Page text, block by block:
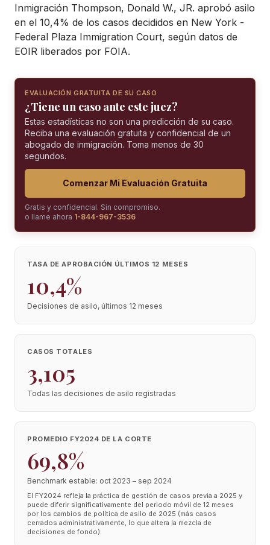
Inmigración Thompson, Donald W., JR. aprobó asilo
en el 10,4% de los casos decididos en New York -
Federal Plaza Immigration Court, según datos de
EOIR liberados por FOIA.
EVALUACIÓN GRATUITA DE SU CASO
¿Tiene un caso ante este juez?
Estas estadísticas no son una predicción de su caso.
Reciba una evaluación gratuita y confidencial de un
abogado de inmigración. Toma menos de 30
segundos.
Comenzar Mi Evaluación Gratuita
Gratis y confidencial. Sin compromiso.
o llame ahora 1-844-967-3536
TASA DE APROBACIÓN ÚLTIMOS 12 MESES
10,4%
Decisiones de asilo, últimos 12 meses
CASOS TOTALES
3,105
Todas las decisiones de asilo registradas
PROMEDIO FY2024 DE LA CORTE
69,8%
Benchmark estable: oct 2023 – sep 2024
El FY2024 refleja la práctica de gestión de casos previa a 2025 y
puede diferir significativamente del periodo móvil de 12 meses
por los cambios de política de asilo de 2025 (más casos
cerrados administrativamente, lo que altera la mezcla de
decisiones de fondo).